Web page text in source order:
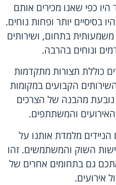
היו כפי שאנו מכירים אותם
בסיסיים יותר ופחות נוחים.
בתחום, ושירותים
ונוחים בהרבה.
כוללת תצורות מתקדמות
הקבועים במקומות
מהבנה של הצרכים
והמשתתפים.
מלמדת אותנו על
השוק והמשתמשים. זהו
גם בתחומים אחרים של
אירועים.